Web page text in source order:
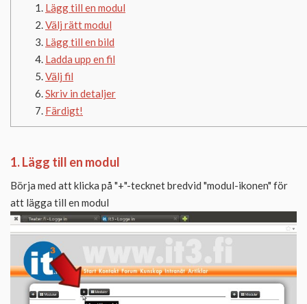
Lägg till en modul
Välj rätt modul
Lägg till en bild
Ladda upp en fil
Välj fil
Skriv in detaljer
Färdigt!
1. Lägg till en modul
Börja med att klicka på "+"-tecknet bredvid "modul-ikonen" för
att lägga till en modul